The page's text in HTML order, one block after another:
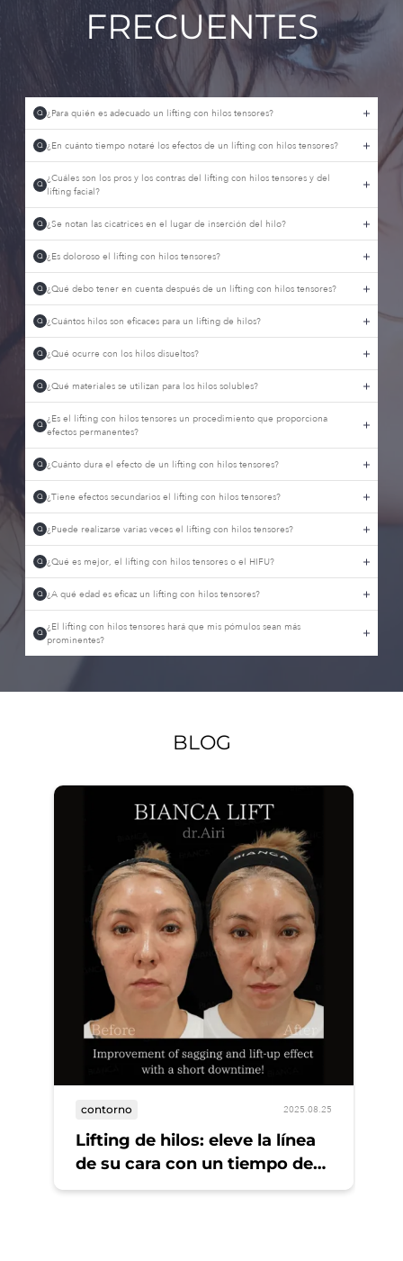
FRECUENTES
Q ¿Para quién es adecuado un lifting con hilos tensores?
Q ¿En cuánto tiempo notaré los efectos de un lifting con hilos tensores?
Q ¿Cuáles son los pros y los contras del lifting con hilos tensores y del
lifting facial?
Q ¿Se notan las cicatrices en el lugar de inserción del hilo?
Q ¿Es doloroso el lifting con hilos tensores?
Q ¿Qué debo tener en cuenta después de un lifting con hilos tensores?
Q ¿Cuántos hilos son eficaces para un lifting de hilos?
Q ¿Qué ocurre con los hilos disueltos?
Q ¿Qué materiales se utilizan para los hilos solubles?
Q ¿Es el lifting con hilos tensores un procedimiento que proporciona
efectos permanentes?
Q ¿Cuánto dura el efecto de un lifting con hilos tensores?
Q ¿Tiene efectos secundarios el lifting con hilos tensores?
Q ¿Puede realizarse varias veces el lifting con hilos tensores?
Q ¿Qué es mejor, el lifting con hilos tensores o el HIFU?
Q ¿A qué edad es eficaz un lifting con hilos tensores?
Q ¿El lifting con hilos tensores hará que mis pómulos sean más
prominentes?
BLOG
contorno 2025.08.25
Lifting de hilos: eleve la línea
de su cara con un tiempo de
inactividad mínimo